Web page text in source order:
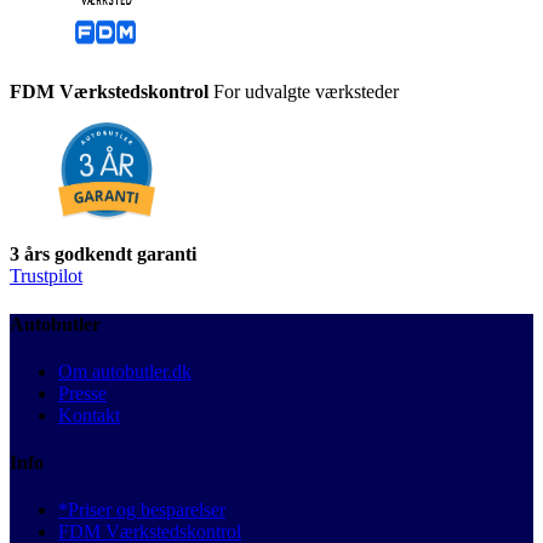
FDM Værkstedskontrol For udvalgte værksteder
3 års godkendt garanti
Trustpilot
Autobutler
Om autobutler.dk
Presse
Kontakt
Info
*Priser og besparelser
FDM Værkstedskontrol